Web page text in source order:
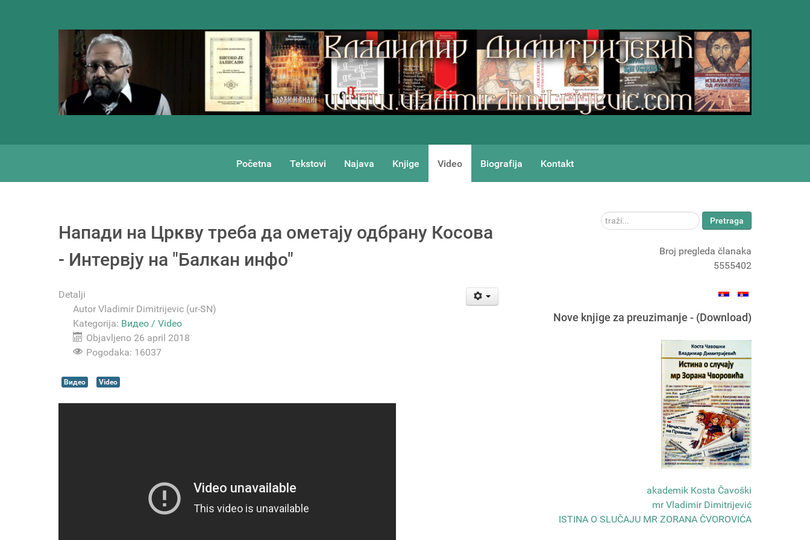
Početna Tekstovi Najava Knjige Video Biografija Kontakt
Напади на Цркву треба да ометају одбрану Косова
- Интервју на "Балкан инфо"
Detalji
Autor Vladimir Dimitrijevic (ur-SN)
Kategorija: Видео / Video
Objavljeno 26 april 2018
Pogodaka: 16037
Видео Video
traži... Pretraga
Broj pregleda članaka
5555402
Nove knjige za preuzimanje - (Download)
akademik Kosta Čavoški
mr Vladimir Dimitrijević
ISTINA O SLUČAJU MR ZORANA ČVOROVIĆA